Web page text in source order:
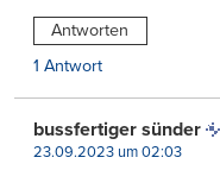
Antworten
1 Antwort
bussfertiger sünder
23.09.2023 um 02:03